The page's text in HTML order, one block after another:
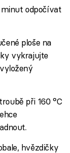
odpočívat
ploše na
vykrajujte
při 160 °C
hvězdičky